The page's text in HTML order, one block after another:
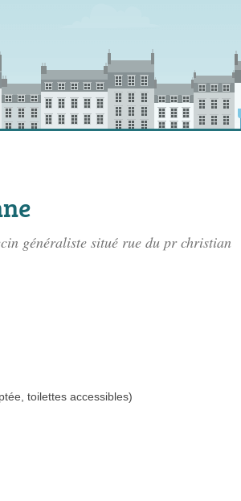
généraliste situé rue du pr christian
toilettes accessibles)